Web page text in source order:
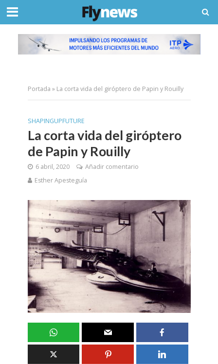
Portada » La corta vida del giróptero de Papin y Rouilly
SHAPINGUPFUTURE
La corta vida del giróptero
de Papin y Rouilly
6 abril, 2020
Añadir comentario
Esther Apesteguía